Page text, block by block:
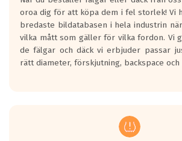
På däckmärkningen kommer det finnas
en symbol av ett däck med vågar. Hög
bullernivå markeras med svarta vågor
medans de vita vågorna påvisar om det är
ett tyst däck.
regelverket som introduceras år 2016.
Ett däck med två svarta vågor är redan
oroa dig för att köpa dem i fel storlek! Vi
bredaste bildatabasen i hela industrin
vilka mått som gäller för vilka fordon. Vi
de fälgar och däck vi erbjuder passar
rätt diameter, förskjutning, backspace